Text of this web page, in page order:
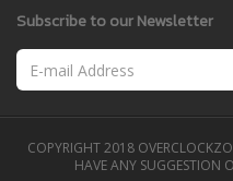
Subscribe to our Newsletter
COPYRIGHT 2018
HAVE ANY SUGGESTION